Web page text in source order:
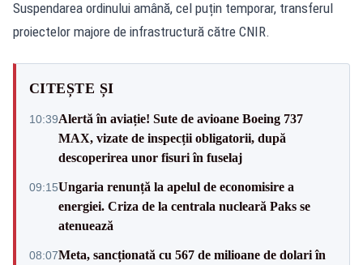
Suspendarea ordinului amână, cel puțin temporar, transferul
proiectelor majore de infrastructură către CNIR.
CITEȘTE ȘI
10:39Alertă în aviație! Sute de avioane Boeing 737
MAX, vizate de inspecții obligatorii, după
descoperirea unor fisuri în fuselaj
09:15Ungaria renunță la apelul de economisire a
energiei. Criza de la centrala nucleară Paks se
atenuează
08:07Meta, sancționată cu 567 de milioane de dolari în